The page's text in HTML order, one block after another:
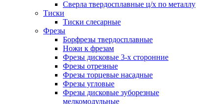
Сверла твердосплавные ц/х по металлу
Тиски
Тиски слесарные
Фрезы
Борфрезы твердосплавные
Ножи к фрезам
Фрезы дисковые 3-х сторонние
Фрезы отрезные
Фрезы торцевые насадные
Фрезы угловые
Фрезы дисковые зуборезные
мелкомодульные